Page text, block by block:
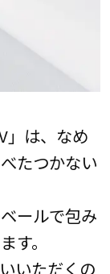
」は、なめ
たつかない
ールで包み
す。
いただくの